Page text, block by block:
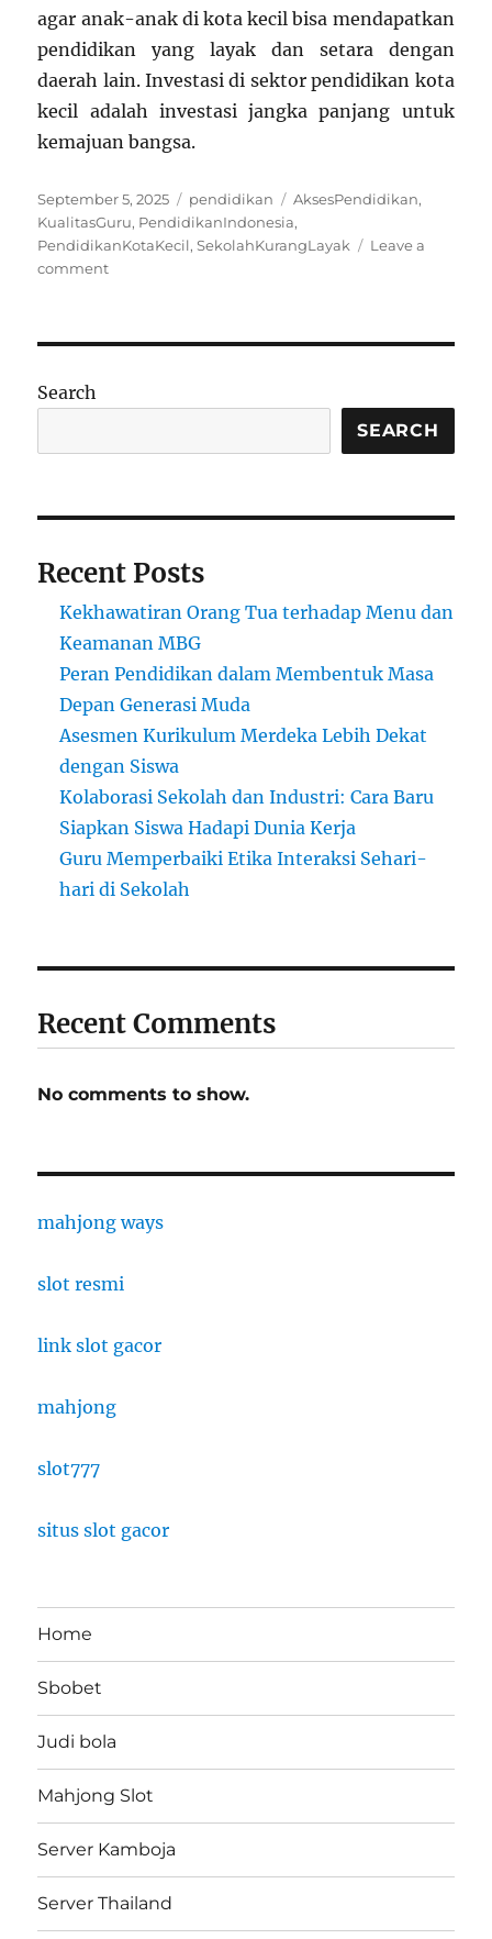
agar anak-anak di kota kecil bisa mendapatkan
pendidikan yang layak dan setara dengan
daerah lain. Investasi di sektor pendidikan kota
kecil adalah investasi jangka panjang untuk
kemajuan bangsa.
Posted
on
September 5, 2025 Categories
pendidikan Tags
AksesPendidikan,
KualitasGuru, PendidikanIndonesia,
PendidikanKotaKecil,SekolahKurangLayak
Leave a
commenton
Masih
yang
Pemerintah
Search
SEARCH
Recent Posts
Kekhawatiran Orang Tua terhadap Menu dan
Keamanan MBG
Peran Pendidikan dalam Membentuk Masa
Depan Generasi Muda
Asesmen Kurikulum Merdeka Lebih Dekat
dengan Siswa
Kolaborasi Sekolah dan Industri: Cara Baru
Siapkan Siswa Hadapi Dunia Kerja
Guru Memperbaiki Etika Interaksi Sehari-
hari di Sekolah
Recent Comments
No comments to show.
mahjong ways
slot resmi
link slot gacor
mahjong
slot777
situs slot gacor
Home
Sbobet
Judi bola
Mahjong Slot
Server Kamboja
Server Thailand